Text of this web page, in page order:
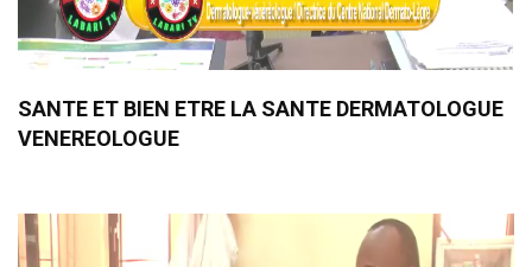
SANTE ET BIEN ETRE LA SANTE DERMATOLOGUE
VENEREOLOGUE